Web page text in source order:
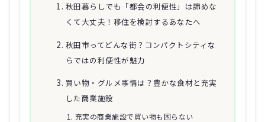
秋田暮らしでも「都会の利便性」は諦めな
くて大丈夫！移住を検討するあなたへ
秋田市ってどんな街？コンパクトシティな
らではの利便性が魅力
買い物・グルメ事情は？豊かな食材と充実
した商業施設
充実の商業施設で買い物も困らない